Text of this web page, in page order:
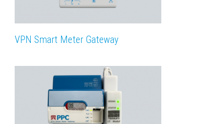
VPN Smart Meter Gateway